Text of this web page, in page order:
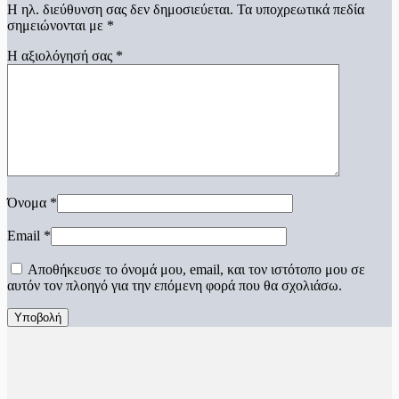
Η ηλ. διεύθυνση σας δεν δημοσιεύεται. Τα υποχρεωτικά πεδία
σημειώνονται με *
Η αξιολόγησή σας *
Όνομα *
Email *
Αποθήκευσε το όνομά μου, email, και τον ιστότοπο μου σε
αυτόν τον πλοηγό για την επόμενη φορά που θα σχολιάσω.